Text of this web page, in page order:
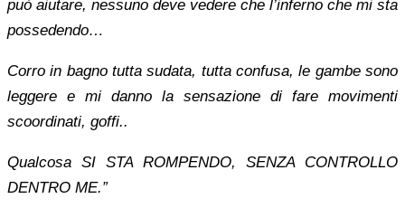
può aiutare, nessuno deve vedere che l’inferno che mi sta
possedendo…
Corro in bagno tutta sudata, tutta confusa, le gambe sono
leggere e mi danno la sensazione di fare movimenti
scoordinati, goffi..
Qualcosa SI STA ROMPENDO, SENZA CONTROLLO
DENTRO ME.”